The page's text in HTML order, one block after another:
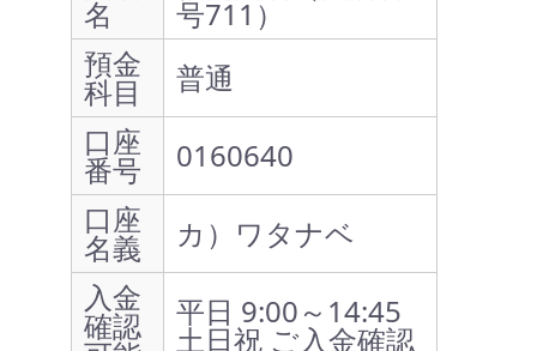
名
号711）
預金
科目
普通
口座
番号
0160640
口座
名義
カ）ワタナベ
入金
確認 平日 9:00～14:45
土日祝 ご入金確認